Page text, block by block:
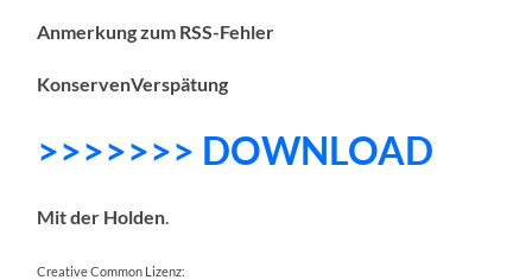
Anmerkung zum RSS-Fehler
KonservenVerspätung
>>>>>>> DOWNLOAD
Mit der Holden
Creative Common Lizenz: